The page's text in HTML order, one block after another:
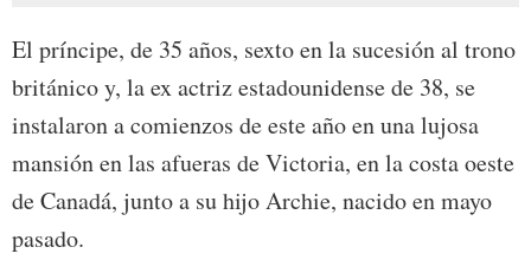
El príncipe, de 35 años, sexto en la sucesión al trono
británico y, la ex actriz estadounidense de 38, se
instalaron a comienzos de este año en una lujosa
mansión en las afueras de Victoria, en la costa oeste
de Canadá, junto a su hijo Archie, nacido en mayo
pasado.